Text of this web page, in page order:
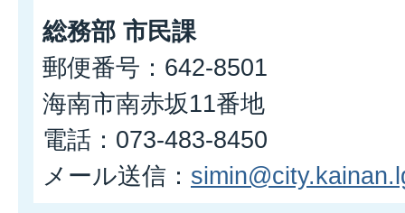
総務部 市民課
郵便番号：642-8501
海南市南赤坂11番地
電話：073-483-8450
メール送信：